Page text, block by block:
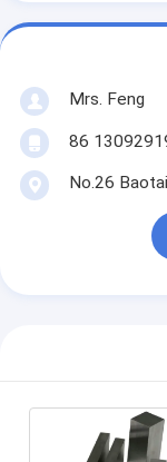
Mrs. Feng
86
No.26